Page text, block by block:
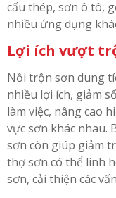
cấu thép, sơn ô tô,
nhiều ứng dụng
Lợi ích vượt
Nồi trộn sơn dung
nhiều lợi ích, giảm
làm việc, nâng cao
vực sơn khác nhau.
sơn còn giúp giảm
thợ sơn có thể linh
sơn, cải thiện các